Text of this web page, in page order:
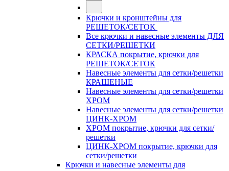
Крючки и кронштейны для
РЕШЕТОК/СЕТОК
Все крючки и навесные элементы ДЛЯ
СЕТКИ/РЕШЕТКИ
КРАСКА покрытие, крючки для
РЕШЕТОК/СЕТОК
Навесные элементы для сетки/решетки
КРАШЕНЫЕ
Навесные элементы для сетки/решетки
ХРОМ
Навесные элементы для сетки/решетки
ЦИНК-ХРОМ
ХРОМ покрытие, крючки для сетки/
решетки
ЦИНК-ХРОМ покрытие, крючки для
сетки/решетки
Крючки и навесные элементы для